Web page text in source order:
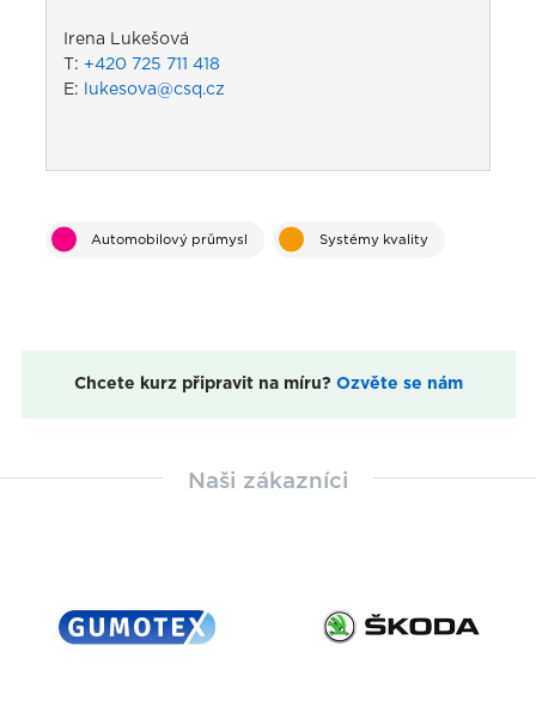
Irena Lukešová
T: +420 725 711 418
E:
lukesova@csq.cz
Automobilový průmysl Systémy kvality
Chcete kurz připravit na míru? Ozvěte se nám
Naši zákazníci